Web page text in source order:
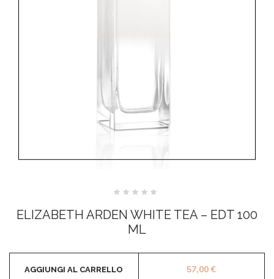
su
5
ELIZABETH ARDEN WHITE TEA – EDT 100
ML
57,00€
AGGIUNGI AL CARRELLO